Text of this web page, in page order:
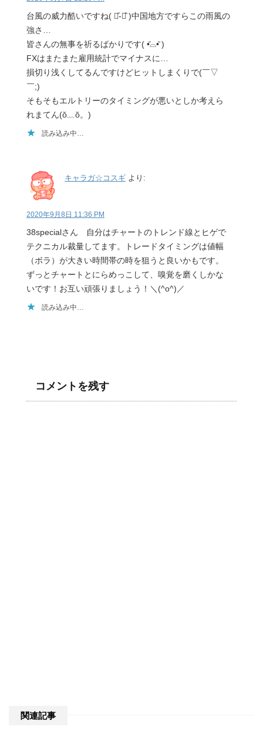
台風の威力酷いですね( ･᷄-･᷅ )中国地方ですらこの雨風の
強さ…
皆さんの無事を祈るばかりです( •᷄⌓•᷅ )
FXはまたまた雇用統計でマイナスに…
損切り浅くしてるんですけどヒットしまくりで(￣▽
￣;)
そもそもエルトリーのタイミングが悪いとしか考えら
れまてん(ŏ﹏ŏ。)
読み込み中…
キャラガ☆コスギ より:
2020年9月8日 11:36 PM
38specialさん 自分はチャートのトレンド線とヒゲで
テクニカル裁量してます。トレードタイミングは値幅
（ボラ）が大きい時間帯の時を狙うと良いかもです。
ずっとチャートとにらめっこして、嗅覚を磨くしかな
いです！お互い頑張りましょう！＼(^o^)／
読み込み中…
コメントを残す
関連記事